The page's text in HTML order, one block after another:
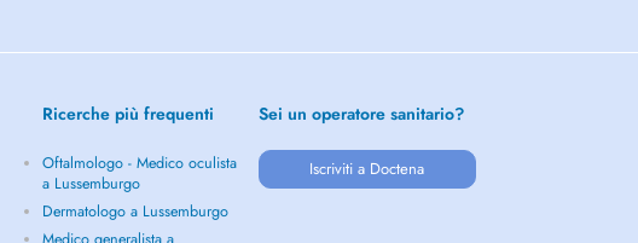
Ricerche più frequenti
Oftalmologo - Medico oculista
a Lussemburgo
Dermatologo a Lussemburgo
Sei un operatore sanitario?
Iscriviti a Doctena